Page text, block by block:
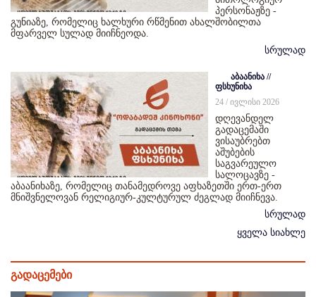
პერსონაჟზე -
გუნიაზე, რომელიც ხალხური რწმენით ახალშობილთა
მფარველ სულად მიიჩნეოდა.
სრულად
აბაანიხა //
ფსხუნიხა
24 / ივლისი 2026
დღევანდელ
გადაცემაში
ვისაუბრებთ
აშუბების
საგვარეულო
სალოცავზე -
აბაანიხაზე, რომელიც თანამედროვე აფხაზეთში ერთ-ერთ
მნიშვნელოვან რელიგიურ-კულტურულ ძეგლად მიიჩნევა.
სრულად
ყველა სიახლე
გადაცემები